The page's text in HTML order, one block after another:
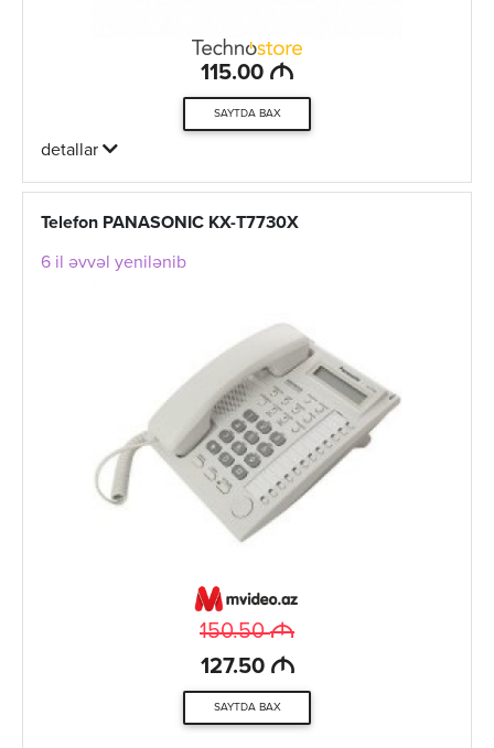
115.00 M
SAYTDA BAX
detallar
Telefon PANASONIC KX-T7730X
6 il əvvəl yenilənib
150.50M
127.50 M
SAYTDA BAX